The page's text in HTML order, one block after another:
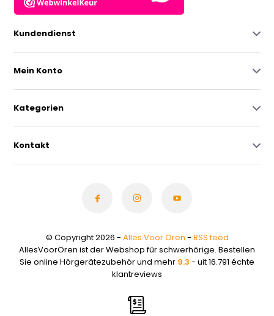
Kundendienst
Mein Konto
Kategorien
Kontakt
© Copyright 2026 - Alles Voor Oren - RSS feed
AllesVoorOren ist der Webshop für schwerhörige. Bestellen
Sie online Hörgerätezubehör und mehr 9.3 - uit 16.791 échte
klantreviews